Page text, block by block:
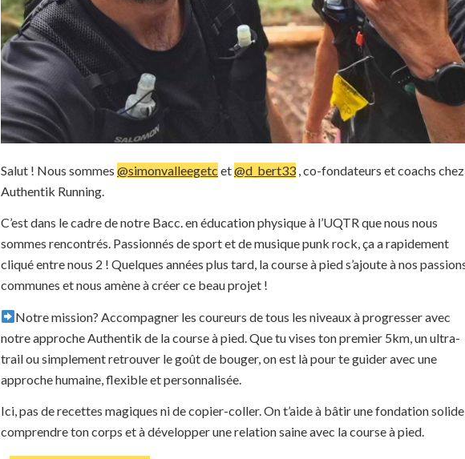
Salut ! Nous sommes @simonvalleegetc et@d_bert33 , co-fondateurs et coachs chez
Authentik Running.
C’est dans le cadre de notre Bacc. en éducation physique à l’UQTR que nous nous
sommes rencontrés. Passionnés de sport et de musique punk rock, ça a rapidement
cliqué entre nous 2 ! Quelques années plus tard, la course à pied s’ajoute à nos
communes et nous amène à créer ce beau projet !
Notre mission? Accompagner les coureurs de tous les niveaux à progresser avec
notre approche Authentik de la course à pied. Que tu vises ton premier 5km, un ultra-
trail ou simplement retrouver le goût de bouger, on est là pour te guider avec une
approche humaine, flexible et personnalisée.
Ici, pas de recettes magiques ni de copier-coller. On t’aide à bâtir une fondation
comprendre ton corps et à développer une relation saine avec la course à pied.